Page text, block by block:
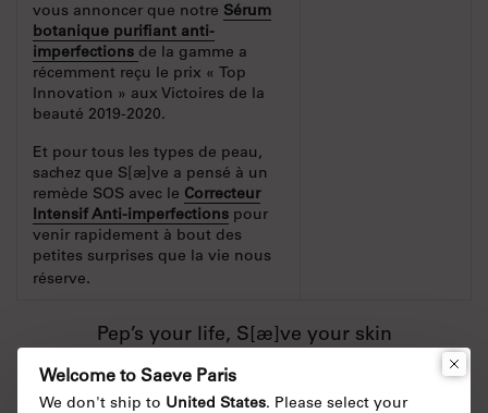
vous annoncer que notre Sérum
botanique purifiant anti-
imperfections de la gamme a
récemment reçu le prix « Top
Innovation » aux Victoires de la
beauté 2019-2020.
Et pour tous les types de peau,
sachez que S[æ]ve a pensé à un
remède SOS avec le Correcteur
Intensif Anti-imperfections pour
venir rapidement à bout des
petites surprises que la vie nous
réserve.
Pep’s your life, S[æ]ve your skin
La T[æ]m
Welcome to Saeve Paris
We don't ship to United States. Please select your